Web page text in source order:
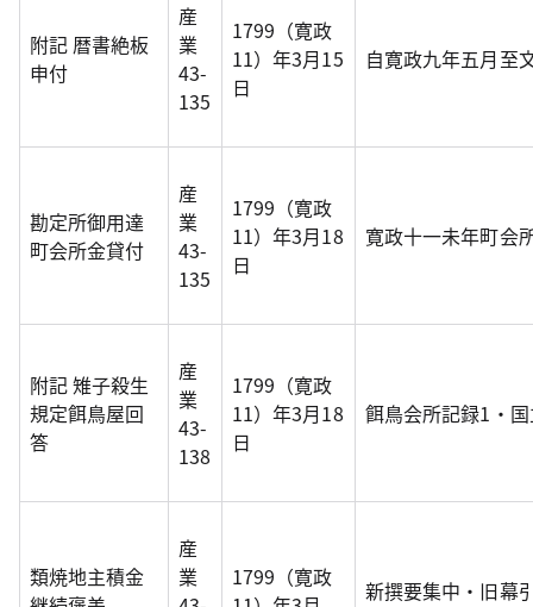
附記 暦書絶板
申付
産
業
43-
135
1799（寛政
11）年3月15
日
自寛政九年五月至
勘定所御用達
町会所金貸付
産
業
43-
135
1799（寛政
11）年3月18
日
寛政十一未年町会
附記 雉子殺生
規定餌鳥屋回
答
産
業
43-
138
1799（寛政
11）年3月18
日
餌鳥会所記録1・
類焼地主積金
産
業
1799（寛政
新撰要集中・旧幕